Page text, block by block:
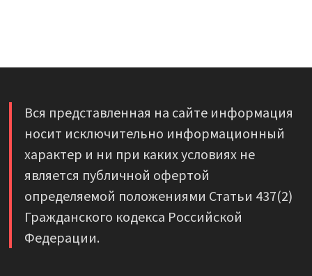
Вся представленная на сайте информация
носит исключительно информационный
характер и ни при каких условиях не
является публичной офертой
определяемой положениями Статьи 437(2)
Гражданского кодекса Российской
Федерации.